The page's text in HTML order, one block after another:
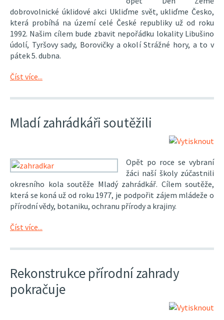
dobrovolnické úklidové akci Ukliďme svět, ukliďme Česko,
která probíhá na území celé České republiky už od roku
1992. Našim cílem bude zbavit nepořádku lokality Libušino
údolí, Tyršovy sady, Borovičky a okolí Strážné hory, a to v
pátek 5. dubna.
Číst více...
Mladí zahrádkáři soutěžili
Opět po roce se vybraní
žáci naší školy zúčastnili
okresního kola soutěže Mladý zahrádkář. Cílem soutěže,
která se koná už od roku 1977, je podpořit zájem mládeže o
přírodní vědy, botaniku, ochranu přírody a krajiny.
Číst více...
Rekonstrukce přírodní zahrady
pokračuje